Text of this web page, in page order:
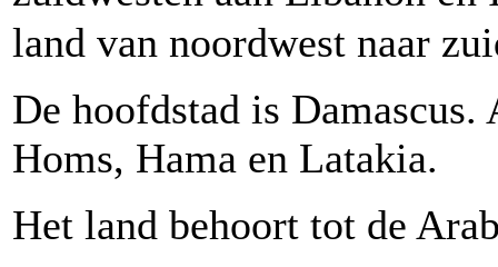
land van noordwest naar
De hoofdstad is
Homs, Hama en Latakia.
Het land behoort tot de